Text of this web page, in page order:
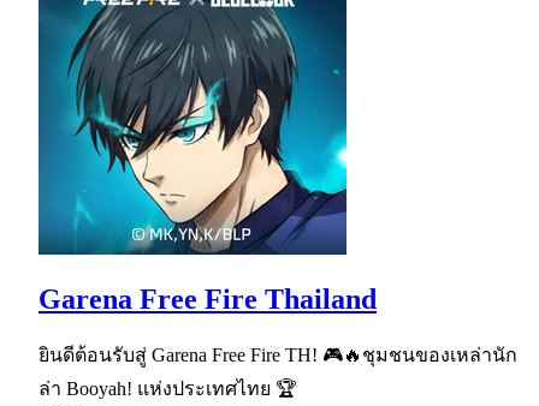
Garena Free Fire Thailand
ยินดีต้อนรับสู่ Garena Free Fire TH! 🎮🔥ชุมชนของเหล่านัก
ล่า Booyah! แห่งประเทศไทย 🏆